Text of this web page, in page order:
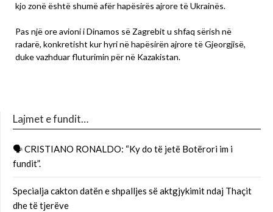
kjo zonë është shumë afër hapësirës ajrore të Ukrainës.
Pas një ore avioni i Dinamos së Zagrebit u shfaq sërish në
radarë, konkretisht kur hyri në hapësirën ajrore të Gjeorgjisë,
duke vazhduar fluturimin për në Kazakistan.
Lajmet e fundit…
🗣 CRISTIANO RONALDO: “Ky do të jetë Botërori im i
fundit”.
Specialja cakton datën e shpalljes së aktgjykimit ndaj Thaçit
dhe të tjerëve